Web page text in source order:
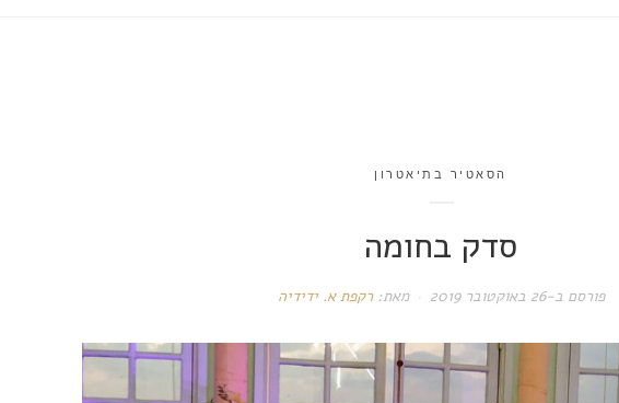
הסאטיר בתיאטרון
סדק בחומה
פורסם ב-26 באוקטובר 2019 מאת:רקפת א. ידידיה